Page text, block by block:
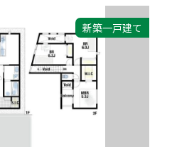
新築一戸建て